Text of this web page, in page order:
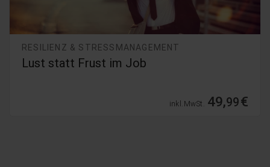
RESILIENZ & STRESSMANAGEMENT
Lust statt Frust im Job
inkl. MwSt. 49,99€